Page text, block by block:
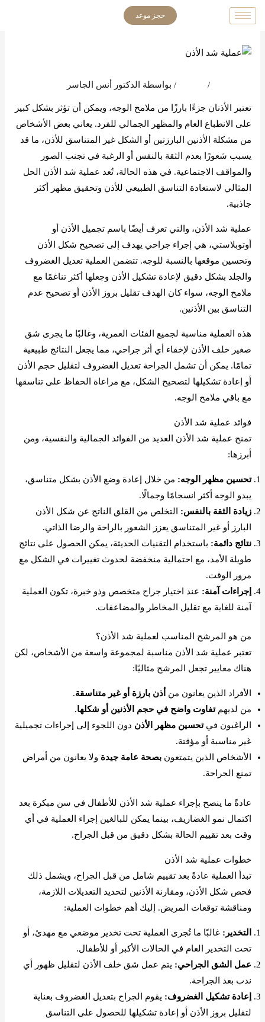
تخطي
إلى
حجز موعد
/ / بواسطة الدكتور أنس الجاسر
تعتبر الأذنان جزءًا بارزًا من ملامح الوجه، ويمكن أن تؤثر بشكل كبير
على الانطباع العام والمظهر الجمالي للفرد. يعاني بعض الأشخاص
من مشكلة الأذنين البارزتين أو الشكل غير المتناسق للأذن، ما قد
يسبب شعورًا بعدم الثقة بالنفس أو الرغبة في تجنب الصور
والمواقف الاجتماعية. في هذه الحالة، تُعد عملية شد الأذن الحل
المثالي لاستعادة التناسق الطبيعي للأذن وتحقيق مظهر أكثر
جاذبية.
عملية شد الأذن، والتي تعرف أيضًا باسم تجميل الأذن أو
أوتوبلاستي، هي إجراء جراحي يهدف إلى تصحيح شكل الأذن
وتحسين موقعها بالنسبة للوجه. تتضمن العملية تعديل الغضروف
والجلد بشكل دقيق لإعادة تشكيل الأذن وجعلها أكثر تناغمًا مع
ملامح الوجه، سواء كان الهدف تقليل بروز الأذن أو تصحيح عدم
التناسق بين الأذنين.
هذه العملية مناسبة لجميع الفئات العمرية، وغالبًا ما يجرى شق
صغير خلف الأذن لإخفاء أي أثر جراحي، مما يجعل النتائج طبيعية
تمامًا. يمكن أن تشمل الجراحة تعديل الغضروف لتقليل حجم الأذن
أو إعادة تشكيلها لتصحيح الشكل، مع مراعاة الحفاظ على تناسقها
مع باقي ملامح الوجه.
فوائد عملية شد الأذن
تمنح عملية شد الأذن العديد من الفوائد الجمالية والنفسية، ومن
أبرزها:
تحسين مظهر الوجه: من خلال إعادة وضع الأذن بشكل متناسق،
يبدو الوجه أكثر انسجامًا وجمالًا.
زيادة الثقة بالنفس: التخلص من القلق الناتج عن شكل الأذن
البارز أو غير المتناسق يعزز الشعور بالراحة والرضا الذاتي.
نتائج دائمة: باستخدام التقنيات الحديثة، يمكن الحصول على نتائج
طويلة الأمد، مع احتمالية منخفضة لحدوث تغييرات في الشكل مع
مرور الوقت.
إجراءات آمنة: عند اختيار جراح متخصص وذو خبرة، تكون العملية
آمنة للغاية مع تقليل المخاطر والمضاعفات.
من هو المرشح المناسب لعملية شد الأذن؟
تعتبر عملية شد الأذن مناسبة لمجموعة واسعة من الأشخاص، لكن
هناك معايير تجعل المرشح مثاليًا:
الأفراد الذين يعانون من أذن بارزة أو غير متناسقة.
من لديهمتفاوت واضح في حجم الأذنين أو شكلها.
الراغبون فيتحسين مظهر الأذن دون اللجوء إلى إجراءات تجميلية
غير مناسبة أو مؤقتة.
الأشخاص الذين يتمتعونبصحة عامة جيدة ولا يعانون من أمراض
تمنع الجراحة.
عادةً ما ينصح بإجراء عملية شد الأذن للأطفال في سن مبكرة بعد
اكتمال نمو الغضاريف، بينما يمكن للبالغين إجراء العملية في أي
وقت بعد تقييم الحالة بشكل دقيق من قبل الجراح.
خطوات عملية شد الأذن
تبدأ العملية عادةً بعد تقييم شامل من قبل الجراح، ويشمل ذلك
فحص شكل الأذن، ومقارنة الأذنين لتحديد التعديلات اللازمة،
ومناقشة توقعات المريض. إليك أهم خطوات العملية:
التخدير: غالبًا ما تُجرى العملية تحت تخدير موضعي مع مهدئ، أو
تحت التخدير العام في الحالات الأكبر أو للأطفال.
عمل الشق الجراحي: يتم عمل شق خلف الأذن لتقليل ظهور أي
ندب بعد الجراحة.
إعادة تشكيل الغضروف: يقوم الجراح بتعديل الغضروف بعناية
لتقليل بروز الأذن أو إعادة تشكيلها للحصول على التناسق